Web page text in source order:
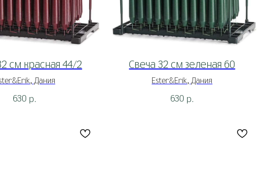
см красная 44/2
Дания
630 р.
Свеча 32 см зеленая 60
Ester&Erik, Дания
630 р.